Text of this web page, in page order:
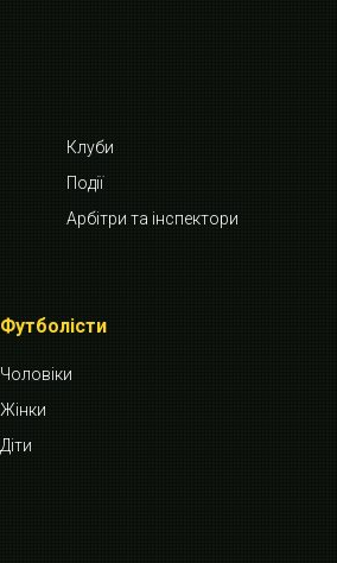
Клуби
Події
Арбітри та інспектори
Футболісти
Чоловіки
Жінки
Діти